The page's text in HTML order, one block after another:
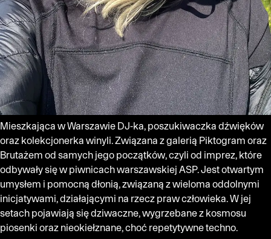
Mieszkająca w Warszawie DJ-ka, poszukiwaczka dźwięków
oraz kolekcjonerka winyli. Związana z galerią Piktogram oraz
Brutażem od samych jego początków, czyli od imprez, które
odbywały się w piwnicach warszawskiej ASP. Jest otwartym
umysłem i pomocną dłonią, związaną z wieloma oddolnymi
inicjatywami, działającymi na rzecz praw człowieka. W jej
setach pojawiają się dziwaczne, wygrzebane z kosmosu
piosenki oraz nieokiełznane, choć repetytywne techno.